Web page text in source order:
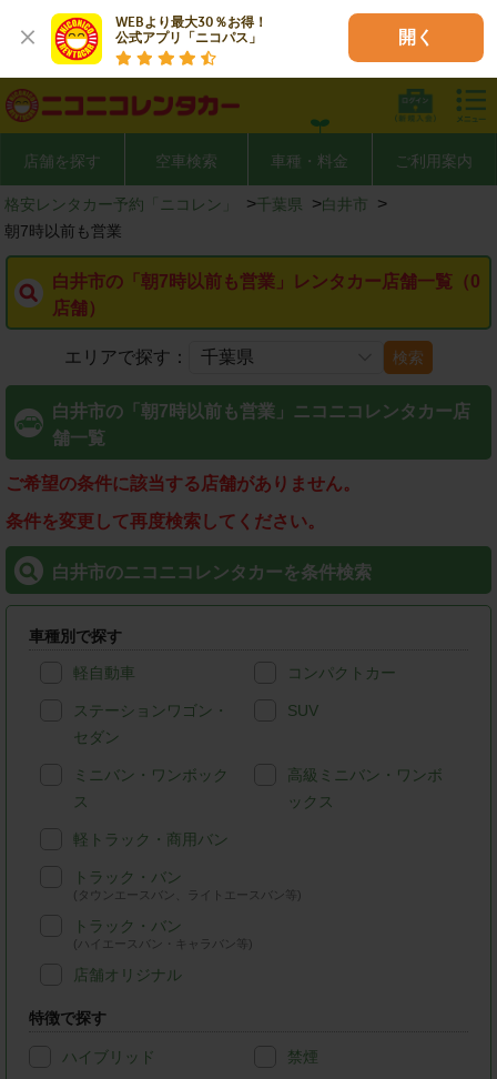
WEBより最大30％お得！
公式アプリ「ニコパス」
開く
店舗を探す 空車検索 車種・料金 ご利用案内
格安レンタカー予約「ニコレン」 >千葉県 >白井市 >
朝7時以前も営業
白井市の「朝7時以前も営業」レンタカー店舗一覧（0
店舗）
エリアで探す： 検索
白井市の「朝7時以前も営業」ニコニコレンタカー店
舗一覧
ご希望の条件に該当する店舗がありません。
条件を変更して再度検索してください。
白井市のニコニコレンタカーを条件検索
車種別で探す
軽自動車 コンパクトカー
ステーションワゴン・
セダン
SUV
ミニバン・ワンボック
ス
高級ミニバン・ワンボ
ックス
軽トラック・商用バン
トラック・バン
(タウンエースバン、ライトエースバン等)
トラック・バン
(ハイエースバン・キャラバン等)
店舗オリジナル
特徴で探す
ハイブリッド 禁煙